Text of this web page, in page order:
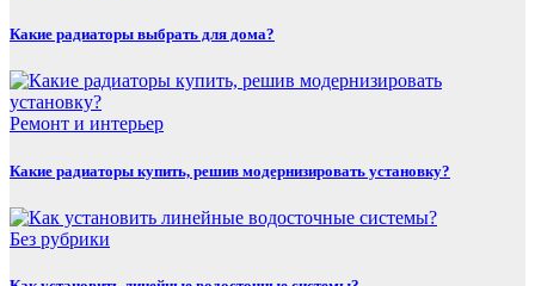
Какие радиаторы выбрать для дома?
Ремонт и интерьер
Какие радиаторы купить, решив модернизировать установку?
Без рубрики